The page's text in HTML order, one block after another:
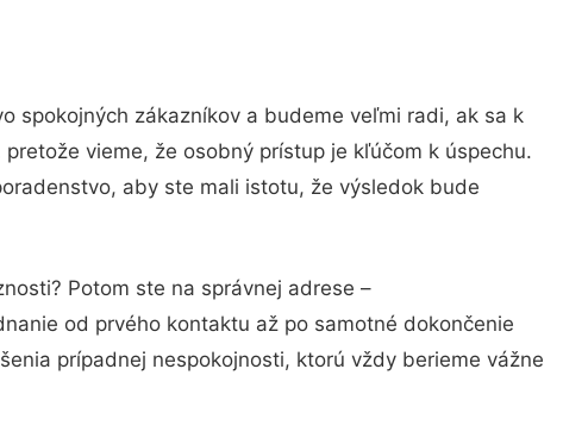
spokojných zákazníkov a budeme veľmi radi, ak sa k
vieme, že osobný prístup je kľúčom k úspechu.
aby ste mali istotu, že výsledok bude
Potom ste na správnej adrese –
od prvého kontaktu až po samotné dokončenie
prípadnej nespokojnosti, ktorú vždy berieme vážne